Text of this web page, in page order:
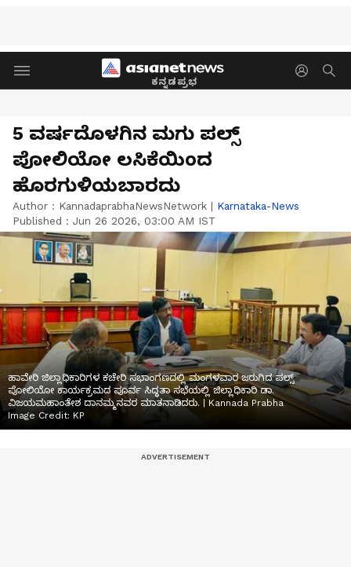
ಕನ್ನಡಪ್ರಭ
5 ವರ್ಷದೊಳಗಿನ ಮಗು ಪಲ್ಸ್
ಪೋಲಿಯೋ ಲಸಿಕೆಯಿಂದ
ಹೊರಗುಳಿಯಬಾರದು
Author : KannadaprabhaNewsNetwork | Karnataka-News
Published : Jun 26 2026, 03:00 AM IST
ಹಾವೇರಿ ಜಿಲ್ಲಾಧಿಕಾರಿಗಳ ಕಚೇರಿ ಸಭಾಂಗಣದಲ್ಲಿ ಮಂಗಳವಾರ ಜರುಗಿದ ಪಲ್ಸ್
ಪೋಲಿಯೋ ಕಾರ್ಯಕ್ರಮದ ಪೂರ್ವ ಸಿದ್ಧತಾ ಸಭೆಯಲ್ಲಿ ಜಿಲ್ಲಾಧಿಕಾರಿ ಡಾ.
ವಿಜಯಮಹಾಂತೇಶ ದಾನಮ್ಮನವರ ಮಾತನಾಡಿದರು. | Kannada Prabha
Image Credit: KP